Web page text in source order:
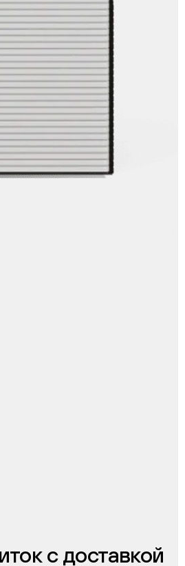
с доставкой